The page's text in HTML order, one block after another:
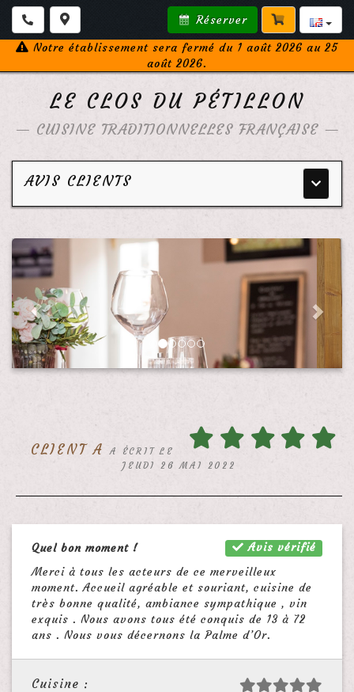
Réserver
Notre établissement sera fermé du 1 août 2026 au 25
août 2026.
LE CLOS DU PÉTILLON
— CUISINE TRADITIONNELLES FRANÇAISE —
Menu
AVIS CLIENTS
CLIENT A
A ÉCRIT LE
JEUDI 26 MAI 2022
Avis vérifié
Quel bon moment !
Merci à tous les acteurs de ce merveilleux
moment. Accueil agréable et souriant, cuisine de
très bonne qualité, ambiance sympathique , vin
exquis . Nous avons tous été conquis de 13 à 72
ans . Nous vous décernons la Palme d’Or.
Cuisine :